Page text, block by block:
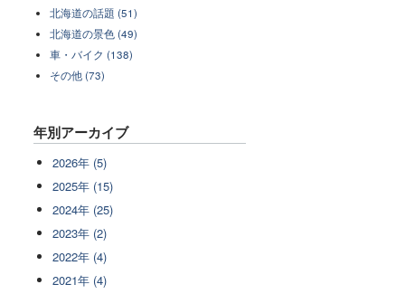
北海道の話題 (51)
北海道の景色 (49)
車・バイク (138)
その他 (73)
年別アーカイブ
2026年 (5)
2025年 (15)
2024年 (25)
2023年 (2)
2022年 (4)
2021年 (4)